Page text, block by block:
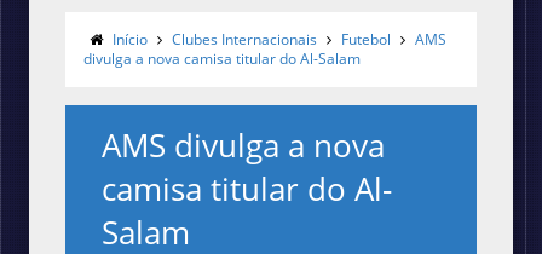
Início Clubes Internacionais Futebol
AMS
divulga a nova camisa titular do Al-Salam
AMS divulga a nova
camisa titular do Al-
Salam